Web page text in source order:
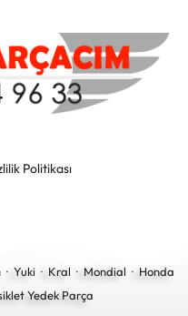
Politikası
Yuki · Kral · Mondial · Honda
Yedek Parça